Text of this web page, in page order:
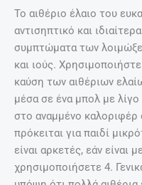
Το αιθέριο έλαιο του
αντισηπτικό και
συμπτώματα των
και ιούς.
καύση των αιθέριων
μέσα σε ένα μπολ με
στο αναμμένο καλοριφέρ
πρόκειται για παιδί
είναι αρκετές, εάν είναι
χρησιμοποιήσετε 4.